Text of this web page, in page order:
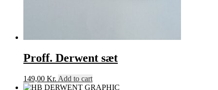
Proff. Derwent sæt
149,00 Kr. Add to cart